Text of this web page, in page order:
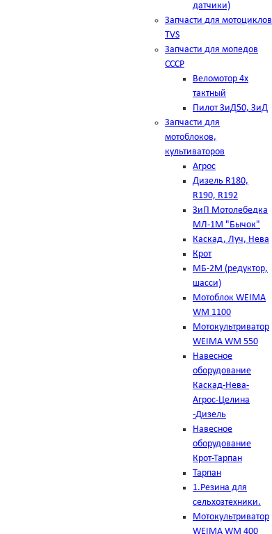
датчики)
Запчасти для мотоциклов
TVS
Запчасти для мопедов
СССР
Веломотор 4х
тактный
Пилот ЗиД50, ЗиД
Запчасти для
мотоблоков,
культиваторов
Агрос
Дизель R180,
R190, R192
ЗиП Мотолебедка
МЛ-1М "Бычок"
Каскад, Луч, Нева
Крот
МБ-2М (редуктор,
шасси)
Мотоблок WEIMA
WM 1100
Мотокультриватор
WEIMA WM 550
Навесное
оборудование
Каскад-Нева-
Агрос-Целина
-Дизель
Навесное
оборудование
Крот-Тарпан
Тарпан
1.Резина для
сельхозтехники.
Мотокультриватор
WEIMA WM 400